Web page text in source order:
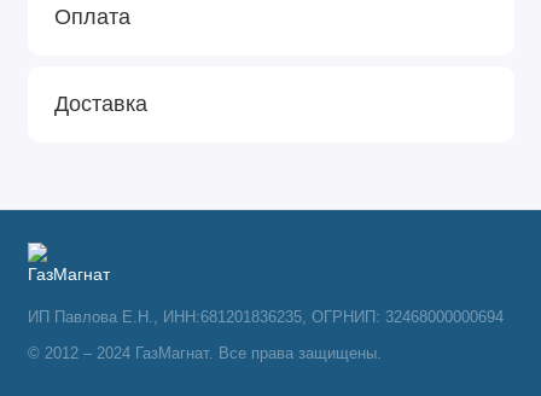
Оплата
Доставка
ИП Павлова Е.Н., ИНН:681201836235, ОГРНИП: 32468000000694
© 2012 – 2024 ГазМагнат. Все права защищены.